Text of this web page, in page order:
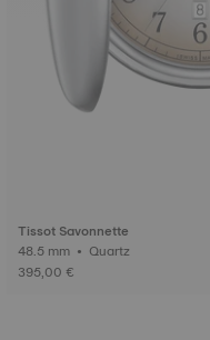
Tissot Savonnette
48.5 mm • Quartz
395,00 €